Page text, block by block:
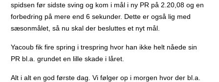
spidsen før sidste sving og kom i mål i ny PR på 2.20,08 og en
forbedring på mere end 6 sekunder. Dette er også lig med
sæsonmålet, så nu skal der besluttes et nyt mål.
Yacoub fik fire spring i trespring hvor han ikke helt nåede sin
PR bl.a. grundet en lille skade i låret.
Alt i alt en god første dag. Vi følger op i morgen hvor der bl.a.